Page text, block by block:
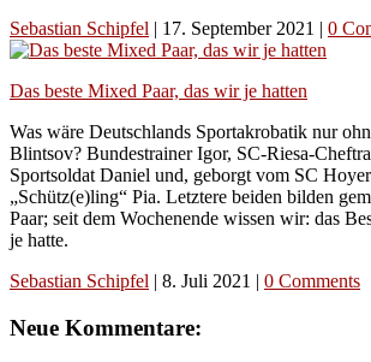
Sebastian Schipfel | 17. September 2021 | 0
Das beste Mixed Paar, das wir je hatten
Was wäre Deutschlands Sportakrobatik nur
Blintsov? Bundestrainer Igor, SC-Riesa-
Sportsoldat Daniel und, geborgt vom SC
„Schütz(e)ling“ Pia. Letztere beiden bilden
Paar; seit dem Wochenende wissen wir: das
je hatte.
Sebastian Schipfel | 8. Juli 2021 | 0 Comments
Neue Kommentare: